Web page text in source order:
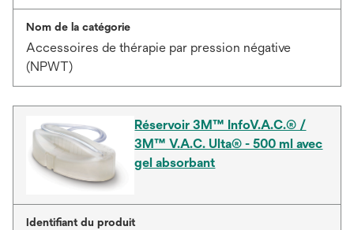
Nom de la catégorie
Accessoires de thérapie par pression négative
(NPWT)
Réservoir 3M™ InfoV.A.C.® /
3M™ V.A.C. Ulta® - 500 ml avec
gel absorbant
Identifiant du produit